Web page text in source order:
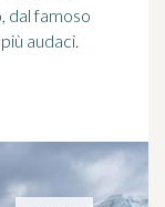
dal famoso
audaci.